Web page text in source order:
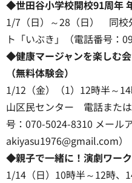
◆世田谷小学校開校91周年
1/7（日）～28（日） 同
ト「いぶき」（電話番号：
◆健康マージャンを楽しむ
（無料体験会）
1/12（金）（1）12時半～
山区民センター 電話また
号：070-5024-8310 メール
akiyasu1976@gmail.com）
◆親子で一緒に！演劇ワー
1/14（日）10時半～12時